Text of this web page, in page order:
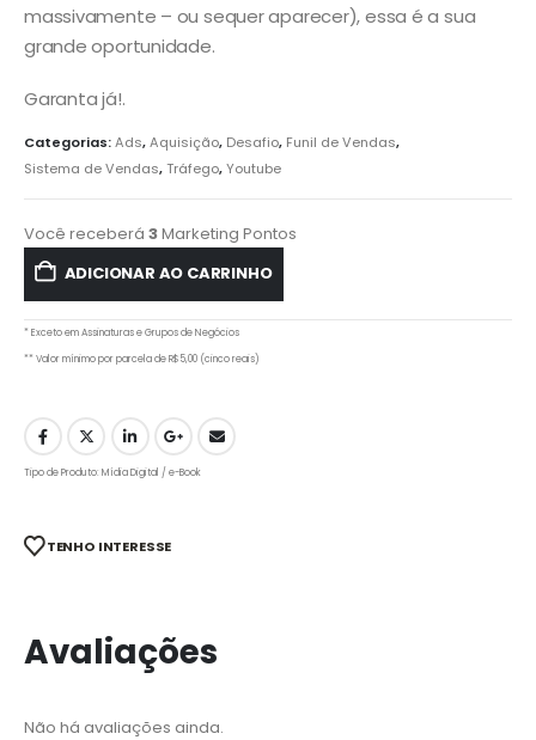
massivamente – ou sequer aparecer), essa é a sua
grande oportunidade.
Garanta já!.
Categorias:Ads,Aquisição, Desafio, Funil de Vendas,
Sistema de Vendas,Tráfego,Youtube
Você receberá 3Marketing Pontos
ADICIONAR AO CARRINHO
* Exceto em Assinaturas e Grupos de Negócios
** Valor mínimo por parcela de R$5,00 (cinco reais)
Tipo de Produto: Mídia Digital / e-Book
TENHO INTERESSE
Avaliações
Não há avaliações ainda.